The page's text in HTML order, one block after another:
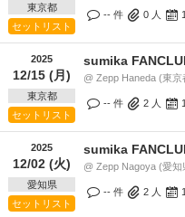
東京都
セットリスト
-- 件 0 人
2025
12/15 (月)
東京都
セットリスト
sumika
@ Zepp Haneda (東京
-- 件 2 人
2025
12/02 (火)
愛知県
セットリスト
sumika
@ Zepp Nagoya (愛知
-- 件 2 人